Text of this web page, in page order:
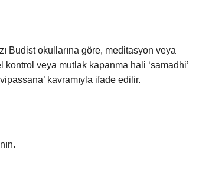
Budist okullarına göre, meditasyon veya
veya mutlak kapanma hali ‘samadhi’
kavramıyla ifade edilir.